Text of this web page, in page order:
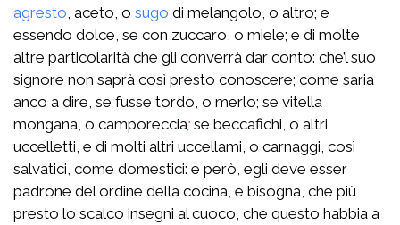
agresto , aceto, o sugo di melangolo, o altro; e
essendo dolce, se con zuccaro, o miele; e di molte
altre particolarità che gli converrà dar conto: che’l suo
signore non saprà così presto conoscere; come saria
anco a dire, se fusse tordo, o merlo; se vitella
mongana, o camporeccia; se beccafichi, o altri
uccelletti, e di molti altri uccellami, o carnaggi, così
salvatici, come domestici: e però, egli deve esser
padrone del ordine della cocina, e bisogna, che più
presto lo scalco insegni al cuoco, che questo habbia a